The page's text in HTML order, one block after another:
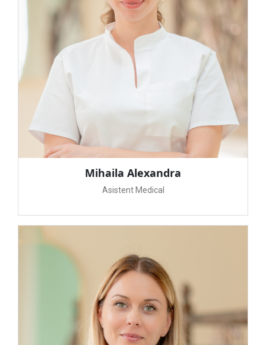
Mihaila Alexandra
Asistent Medical